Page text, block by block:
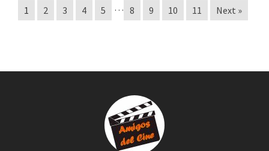
1 2 3 4 5 … 8 9 10 11 Next »